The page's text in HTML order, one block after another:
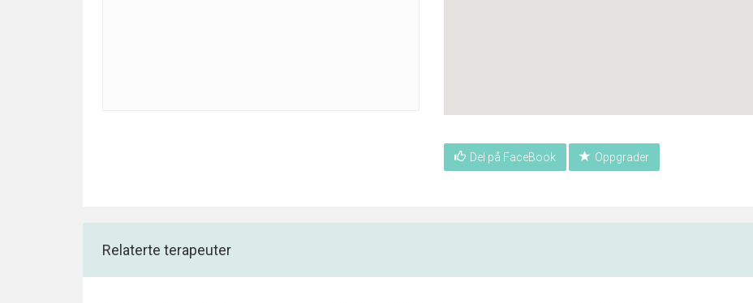
Del på FaceBook Oppgrader
Relaterte terapeuter